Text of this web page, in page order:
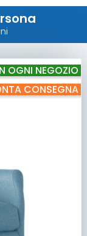
OGNI NEGOZIO
CONSEGNA